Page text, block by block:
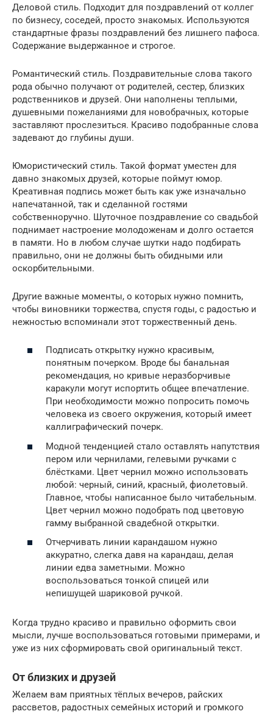
Деловой стиль. Подходит для поздравлений от коллег
по бизнесу, соседей, просто знакомых. Используются
стандартные фразы поздравлений без лишнего пафоса.
Содержание выдержанное и строгое.
Романтический стиль. Поздравительные слова такого
рода обычно получают от родителей, сестер, близких
родственников и друзей. Они наполнены теплыми,
душевными пожеланиями для новобрачных, которые
заставляют прослезиться. Красиво подобранные слова
задевают до глубины души.
Юмористический стиль. Такой формат уместен для
давно знакомых друзей, которые поймут юмор.
Креативная подпись может быть как уже изначально
напечатанной, так и сделанной гостями
собственноручно. Шуточное поздравление со свадьбой
поднимает настроение молодоженам и долго остается
в памяти. Но в любом случае шутки надо подбирать
правильно, они не должны быть обидными или
оскорбительными.
Другие важные моменты, о которых нужно помнить,
чтобы виновники торжества, спустя годы, с радостью и
нежностью вспоминали этот торжественный день.
Подписать открытку нужно красивым,
понятным почерком. Вроде бы банальная
рекомендация, но кривые неразборчивые
каракули могут испортить общее впечатление.
При необходимости можно попросить помочь
человека из своего окружения, который имеет
каллиграфический почерк.
Модной тенденцией стало оставлять напутствия
пером или чернилами, гелевыми ручками с
блёстками. Цвет чернил можно использовать
любой: черный, синий, красный, фиолетовый.
Главное, чтобы написанное было читабельным.
Цвет чернил можно подобрать под цветовую
гамму выбранной свадебной открытки.
Отчерчивать линии карандашом нужно
аккуратно, слегка давя на карандаш, делая
линии едва заметными. Можно
воспользоваться тонкой спицей или
непишущей шариковой ручкой.
Когда трудно красиво и правильно оформить свои
мысли, лучше воспользоваться готовыми примерами, и
уже из них сформировать свой оригинальный текст.
От близких и друзей
Желаем вам приятных тёплых вечеров, райских
рассветов, радостных семейных историй и громкого